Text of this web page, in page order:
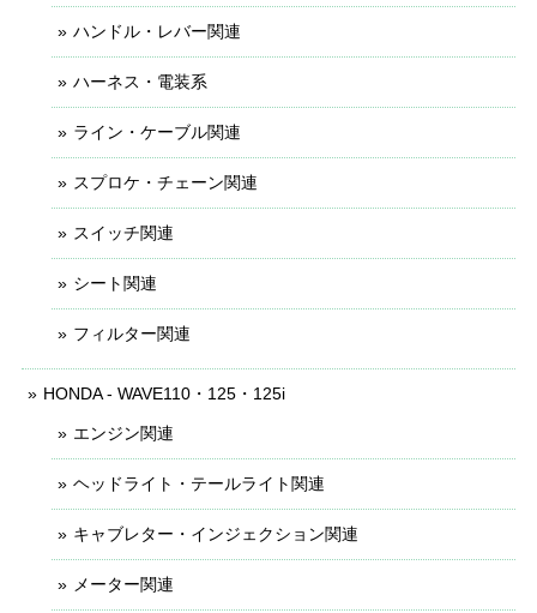
ハンドル・レバー関連
ハーネス・電装系
ライン・ケーブル関連
スプロケ・チェーン関連
スイッチ関連
シート関連
フィルター関連
HONDA - WAVE110・125・125i
エンジン関連
ヘッドライト・テールライト関連
キャブレター・インジェクション関連
メーター関連